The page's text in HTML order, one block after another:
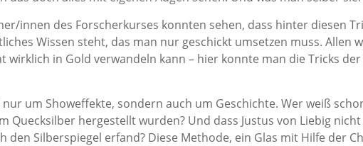
innen des Forscherkurses konnten sehen, dass hinter diesen
Wissen steht, das man nur geschickt umsetzen muss. Allen
wirklich in Gold verwandeln kann – hier konnte man die Tricks
um Showeffekte, sondern auch um Geschichte. Wer weiß
Quecksilber hergestellt wurden? Und dass Justus von Liebig
den Silberspiegel erfand? Diese Methode, ein Glas mit Hilfe der